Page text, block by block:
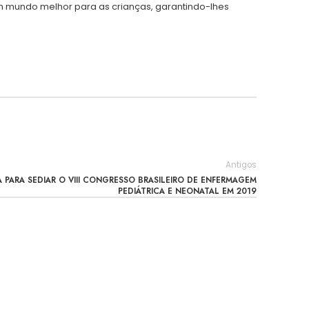
melhor para as crianças, garantindo-lhes
Antigos
SEDIAR O VIII CONGRESSO BRASILEIRO DE ENFERMAGEM
PEDIÁTRICA E NEONATAL EM 2019